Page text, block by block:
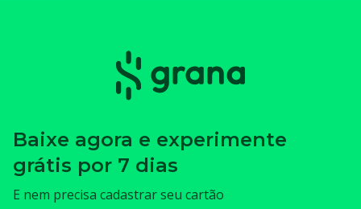
Baixe agora e experimente
grátis por 7 dias
E nem precisa cadastrar seu cartão